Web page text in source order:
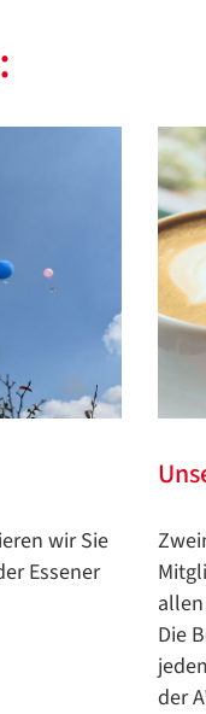
wir Sie
Essener
Die
der